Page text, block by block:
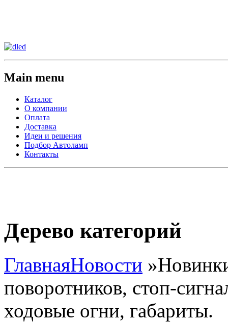
Main menu
Каталог
О компании
Оплата
Доставка
Идеи и решения
Подбор Автоламп
Контакты
Дерево категорий
ГлавнаяНовости »
поворотников, стоп-
ходовые огни, габариты.